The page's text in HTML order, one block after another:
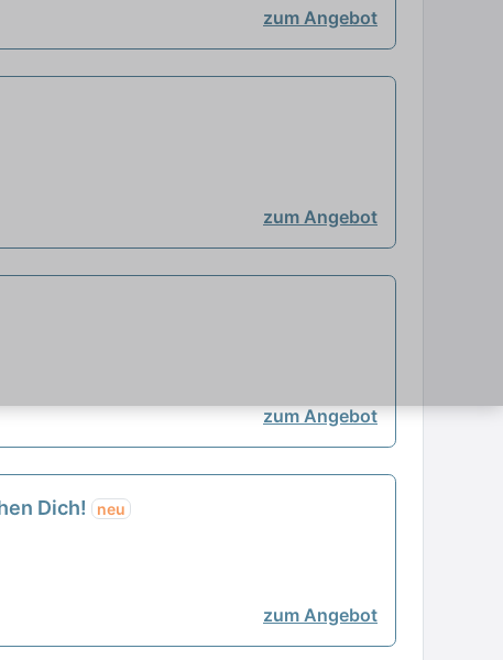
zum Angebot
zum Angebot
zum Angebot
Dich! neu
zum Angebot